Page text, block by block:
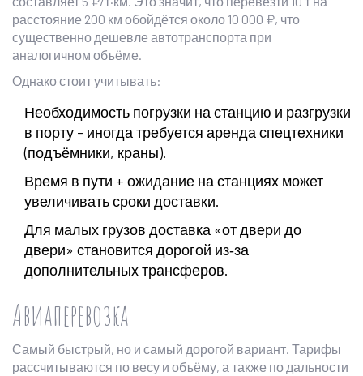
расстояние 200 км обойдётся около 10 000 ₽, что
существенно дешевле автотранспорта при
аналогичном объёме.
Однако стоит учитывать:
Необходимость погрузки на станцию и разгрузки
в порту - иногда требуется аренда спецтехники
(подъёмники, краны).
Время в пути + ожидание на станциях может
увеличивать сроки доставки.
Для малых грузов доставка «от двери до
двери» становится дорогой из‑за
дополнительных трансферов.
Авиаперевозка
Самый быстрый, но и самый дорогой вариант. Тарифы
рассчитываются по весу и объёму, а также по дальности